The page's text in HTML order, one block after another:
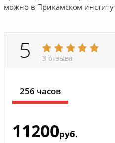
можно в Прикамском
5 3 отзыва
256 часов
11200руб.